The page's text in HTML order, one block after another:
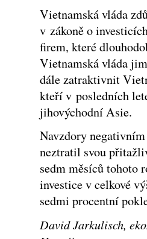
Vietnamská vláda
v zákoně o
firem, které
Vietnamská vláda
dále zatraktivnit
kteří v posledních
jihovýchodní Asie.
Navzdory
neztratil svou
sedm měsíců tohoto
investice v celkové
sedmi procentní
David Jarkulisch,